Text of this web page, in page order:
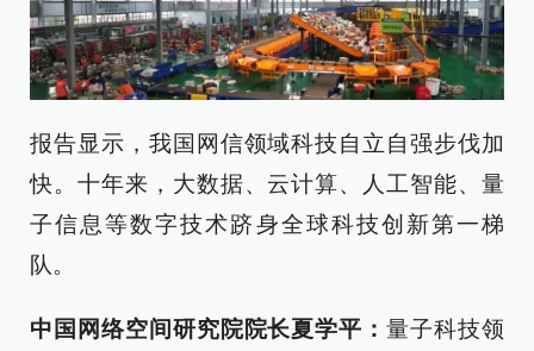
报告显示，我国网信领域科技自立自强步伐加
快。十年来，大数据、云计算、人工智能、量
子信息等数字技术跻身全球科技创新第一梯
队。
中国网络空间研究院院长夏学平：量子科技领